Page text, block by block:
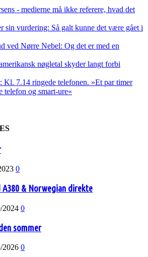
- medierne må ikke referere, hvad det
sin vurdering: Så galt kunne det være gået i
ved Nørre Nebel: Og det er med en
nøgletal skyder langt forbi
Kl. 7.14 ringede telefonen. »Et par timer
telefon og smart-ure«
0
& Norwegian direkte
2024 0
sommer
2026 0